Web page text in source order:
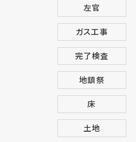
左官
ガス工事
完了検査
地鎮祭
床
土地